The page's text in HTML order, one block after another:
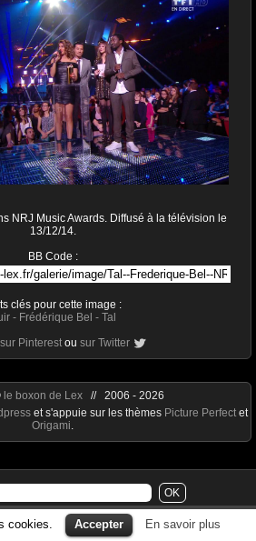
NRJ Music Awards. Diffusé à la télévision le
13/12/14.
BB Code :
clés pour cette image :
- Frédérique Bel - Tal
sur Pinterest ou sur Twitter
cookies. Accepter En savoir plus
le boxon de Lex// 2006 - 2026
et s'appuie sur les thèmes Picture Perfect et
Origami.